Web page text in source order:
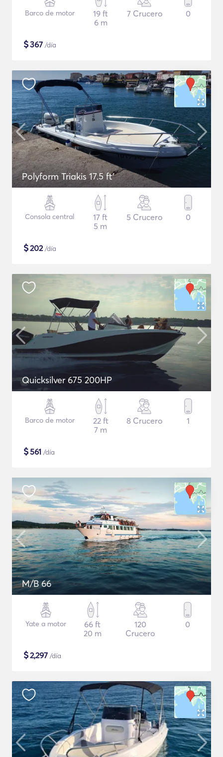
Barco de motor
19 ft
6 m
7 Crucero 0
$367 /día
Polyform Triakis 17.5 ft'
Consola central
17 ft
5 m
5 Crucero 0
$202/día
Quicksilver 675 200HP
Barco de motor
22 ft
7 m
8 Crucero 1
$561 /día
M/B 66
Yate a motor
66 ft
20 m
120
Crucero
0
$2,297 /día